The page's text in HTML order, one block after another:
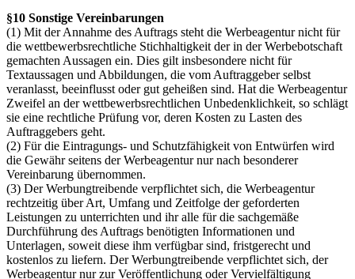
§10 Sonstige Vereinbarungen
(1) Mit der Annahme des Auftrags steht die Werbeagentur nicht für
die wettbewerbsrechtliche Stichhaltigkeit der in der Werbebotschaft
gemachten Aussagen ein. Dies gilt insbesondere nicht für
Textaussagen und Abbildungen, die vom Auftraggeber selbst
veranlasst, beeinflusst oder gut geheißen sind. Hat die Werbeagentur
Zweifel an der wettbewerbsrechtlichen Unbedenklichkeit, so schlägt
sie eine rechtliche Prüfung vor, deren Kosten zu Lasten des
Auftraggebers geht.
(2) Für die Eintragungs- und Schutzfähigkeit von Entwürfen wird
die Gewähr seitens der Werbeagentur nur nach besonderer
Vereinbarung übernommen.
(3) Der Werbungtreibende verpflichtet sich, die Werbeagentur
rechtzeitig über Art, Umfang und Zeitfolge der geforderten
Leistungen zu unterrichten und ihr alle für die sachgemäße
Durchführung des Auftrags benötigten Informationen und
Unterlagen, soweit diese ihm verfügbar sind, fristgerecht und
kostenlos zu liefern. Der Werbungtreibende verpflichtet sich, der
Werbeagentur nur zur Veröffentlichung oder Vervielfältigung